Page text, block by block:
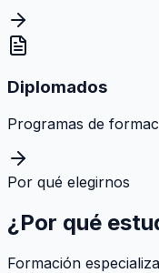
Diplomados
Programas de
Por qué elegirnos
¿Por qué
Formación